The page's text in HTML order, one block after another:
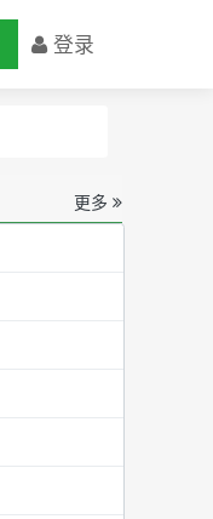
登录
更多